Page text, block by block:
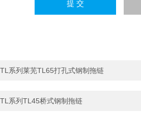
TL系列莱芜TL65打孔式钢制拖链
TL系列TL45桥式钢制拖链